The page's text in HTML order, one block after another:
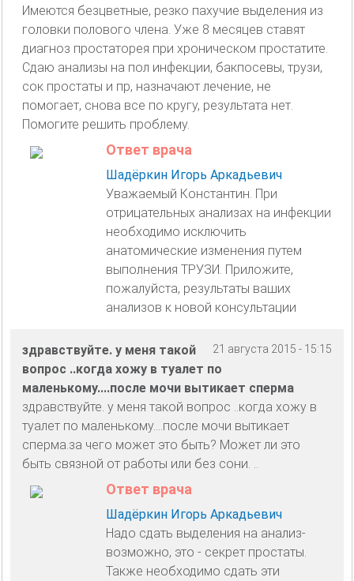
Имеются безцветные, резко пахучие выделения из
головки полового члена. Уже 8 месяцев ставят
диагноз простаторея при хроническом простатите.
Сдаю анализы на пол инфекции, бакпосевы, трузи,
сок простаты и пр, назначают лечение, не
помогает, снова все по кругу, результата нет.
Помогите решить проблему.
Ответ врача
Шадёркин Игорь Аркадьевич
Уважаемый Константин. При
отрицательных анализах на инфекции
необходимо исключить
анатомические изменения путем
выполнения ТРУЗИ. Приложите,
пожалуйста, результаты ваших
анализов к новой консультации
21 августа 2015 - 15:15
здравствуйте. у меня такой
вопрос ..когда хожу в туалет по
маленькому....после мочи вытикает сперма
здравствуйте. у меня такой вопрос ..когда хожу в
туалет по маленькому....после мочи вытикает
сперма.за чего может это быть? Может ли это
быть связной от работы или без сони. ..
Ответ врача
Шадёркин Игорь Аркадьевич
Надо сдать выделения на анализ-
возможно, это - секрет простаты.
Также необходимо сдать эти